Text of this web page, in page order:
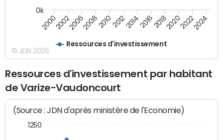
Ressources d'investissement
200020022006200820102012201420162018202020222024
0k
© JDN 2026
Ressources d'investissement par habitant
de Varize-Vaudoncourt
(Source : JDN d'après ministère de l'Economie)
1250